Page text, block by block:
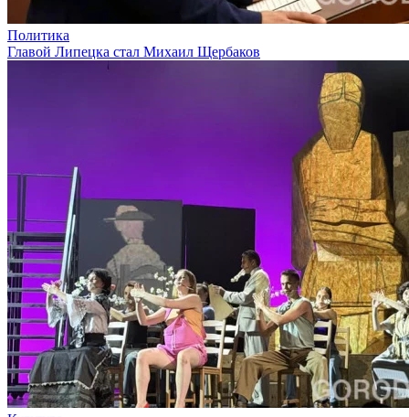
Политика
Главой Липецка стал Михаил Щербаков